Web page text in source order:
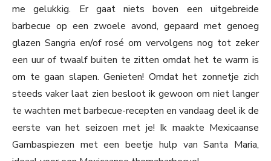
me gelukkig. Er gaat niets boven een uitgebreide
barbecue op een zwoele avond, gepaard met genoeg
glazen Sangria en/of rosé om vervolgens nog tot zeker
een uur of twaalf buiten te zitten omdat het te warm is
om te gaan slapen. Genieten! Omdat het zonnetje zich
steeds vaker laat zien besloot ik gewoon om niet langer
te wachten met barbecue-recepten en vandaag deel ik de
eerste van het seizoen met je! Ik maakte Mexicaanse
Gambaspiezen met een beetje hulp van Santa Maria,